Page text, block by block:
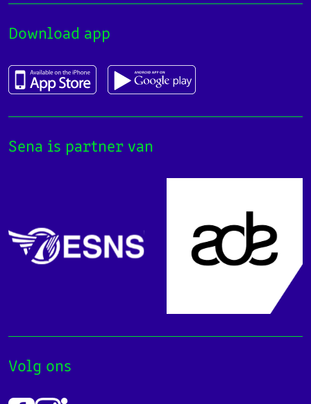
Download app
Sena is partner van
Volg ons